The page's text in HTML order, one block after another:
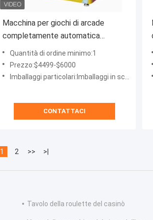
Macchina per giochi di arcade
completamente automatica
Macchina elettrica per vendere i
dolci di cotone
Quantità di ordine minimo:1
Prezzo:$4499-$6000
Imballaggi particolari:Imballaggi in scatole di legno
CONTATTACI
1 2 >> >|
Tavolo della roulette del casinò